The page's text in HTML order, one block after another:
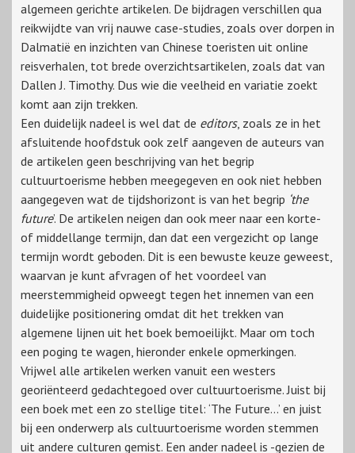
algemeen gerichte artikelen. De bijdragen verschillen qua
reikwijdte van vrij nauwe case-studies, zoals over dorpen in
Dalmatië en inzichten van Chinese toeristen uit online
reisverhalen, tot brede overzichtsartikelen, zoals dat van
Dallen J. Timothy. Dus wie die veelheid en variatie zoekt
komt aan zijn trekken.
Een duidelijk nadeel is wel dat de editors, zoals ze in het
afsluitende hoofdstuk ook zelf aangeven de auteurs van
de artikelen geen beschrijving van het begrip
cultuurtoerisme hebben meegegeven en ook niet hebben
aangegeven wat de tijdshorizont is van het begrip ‘the
future’. De artikelen neigen dan ook meer naar een korte-
of middellange termijn, dan dat een vergezicht op lange
termijn wordt geboden. Dit is een bewuste keuze geweest,
waarvan je kunt afvragen of het voordeel van
meerstemmigheid opweegt tegen het innemen van een
duidelijke positionering omdat dit het trekken van
algemene lijnen uit het boek bemoeilijkt. Maar om toch
een poging te wagen, hieronder enkele opmerkingen.
Vrijwel alle artikelen werken vanuit een westers
georiënteerd gedachtegoed over cultuurtoerisme. Juist bij
een boek met een zo stellige titel: ‘The Future…’ en juist
bij een onderwerp als cultuurtoerisme worden stemmen
uit andere culturen gemist. Een ander nadeel is -gezien de